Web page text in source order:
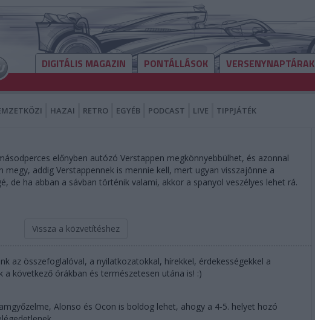
DIGITÁLIS MAGAZIN PONTÁLLÁSOK VERSENYNAPTÁRAK
HAZAI RETRO EGYÉB PODCAST LIVE TIPPJÁTÉK
előnyben autózó Verstappen megkönnyebbülhet, és azonnal
megy, addig Verstappennek is mennie kell, mert ugyan visszajönne a
de ha abban a sávban történik valami, akkor a spanyol veszélyes lehet rá.
Vissza a közvetítéshez
az összefoglalóval, a nyilatkozatokkal, hírekkel, érdekességekkel a
a következő órákban és természetesen utána is! :)
Alonso és Ocon is boldog lehet, ahogy a 4-5. helyet hozó